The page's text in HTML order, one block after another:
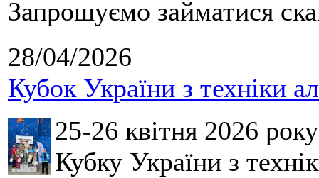
Запрошуємо займатися
28/04/2026
Кубок України з техніки
25-26 квітня 2026
Кубку України з